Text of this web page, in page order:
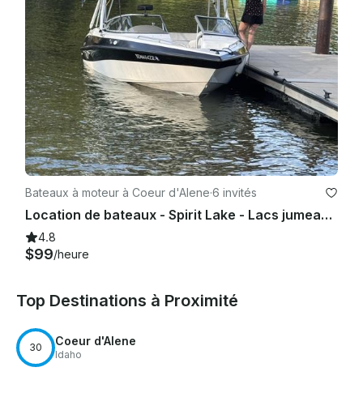
Bateaux à moteur à Coeur d'Alene·6 invités
Location de bateaux - Spirit Lake - Lacs jumeaux - Lac Loon - Lac Newman - Lac Hauser
4.8
$99/heure
Top Destinations à Proximité
30 Coeur d'Alene
Idaho